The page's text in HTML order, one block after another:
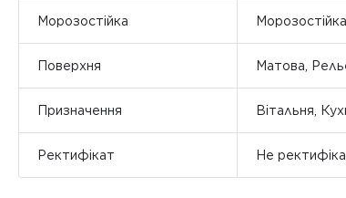
Морозостійка Морозостійка
Поверхня Матова,
Призначення Вітальня,
Ректифікат Не